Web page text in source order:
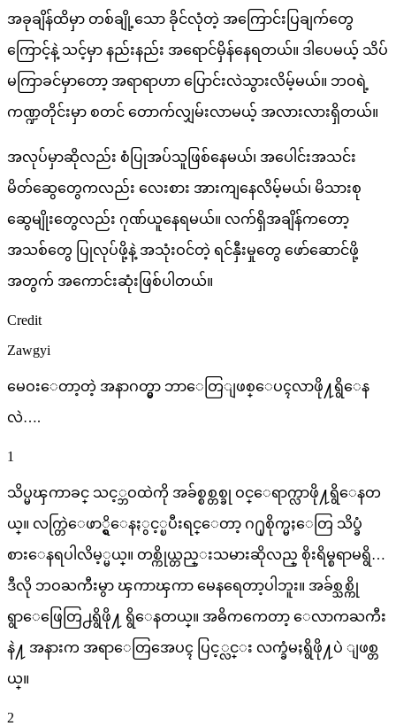
အခုချိန်ထိမှာ တစ်ချို့သော ခိုင်လုံတဲ့ အကြောင်းပြချက်တွေ
ကြောင့်နဲ့ သင့်မှာ နည်းနည်း အရောင်မှိန်နေရတယ်။ ဒါပေမယ့် သိပ်
မကြာခင်မှာတော့ အရာရာဟာ ပြောင်းလဲသွားလိမ့်မယ်။ ဘဝရဲ့
ကဏ္ဍတိုင်းမှာ စတင် တောက်လျှမ်းလာမယ့် အလားလားရှိတယ်။
အလုပ်မှာဆိုလည်း စံပြုအပ်သူဖြစ်နေမယ်၊ အပေါင်းအသင်း
မိတ်ဆွေတွေကလည်း လေးစား အားကျနေလိမ့်မယ်၊ မိသားစု
ဆွေမျိုးတွေလည်း ဂုဏ်ယူနေရမယ်။ လက်ရှိအချိန်ကတော့
အသစ်တွေ ပြုလုပ်ဖို့နဲ့ အသုံးဝင်တဲ့ ရင်နှီးမှုတွေ ဖော်ဆောင်ဖို့
အတွက် အကောင်းဆုံးဖြစ်ပါတယ်။
Credit
Zawgyi
မေဝးေတာ့တဲ့ အနာဂတ္မွာ ဘာေတြျဖစ္ေပၚလာဖို႔ရွိေန
လဲ….
1
သိပ္မၾကာခင္ သင့္ဘဝထဲကို အခ်စ္စစ္တစ္ခု ဝင္ေရာက္လာဖို႔ရွိေနတ
ယ္။ လက္တြဲေဖာ္ရွိေနႏွင့္ၿပီးရင္ေတာ့ ဂ႐ုစိုက္မႈေတြ သိပ္ခံ
စားေနရပါလိမ့္မယ္။ တစ္ကိုယ္တည္းသမားဆိုလည္ စိုးရိမ္စရာမရွိ…
ဒီလို ဘဝႀကီးမွာ ၾကာၾကာ မေနရေတာ့ပါဘူး။ အခ်စ္သစ္ကို
ရွာေဖြေတြ႕ရွိဖို႔ ရွိေနတယ္။ အဓိကကေတာ့ ေလာကႀကီး
နဲ႔ အနားက အရာေတြအေပၚ ပြင့္လင္း လက္ခံမႈရွိဖို႔ပဲ ျဖစ္တ
ယ္။
2